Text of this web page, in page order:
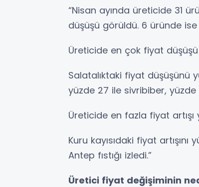
“Nisan ayında üreticide 31
düşüşü görüldü. 6 üründe
Üreticide en çok fiyat
Salatalıktaki fiyat düşüşünü
yüzde 27 ile sivribiber,
Üreticide en fazla fiyat artışı
Kuru kayısıdaki fiyat
Antep fıstığı izledi.”
Üretici fiyat değişiminin